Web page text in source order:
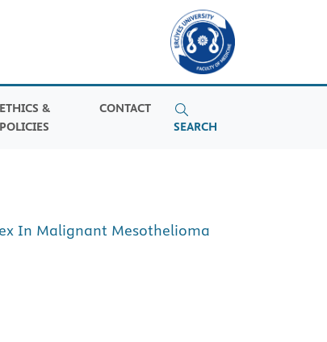
ETHICS &
POLICIES
CONTACT
SEARCH
In Malignant Mesothelioma